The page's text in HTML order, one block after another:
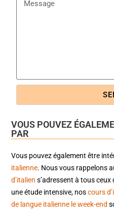
VOUS POUVEZ
PAR
Vous pouvez également être
italienne. Nous vous rappelons
d’italien s’adressent à tous
une étude intensive, noscours
de langue italienne le week-end